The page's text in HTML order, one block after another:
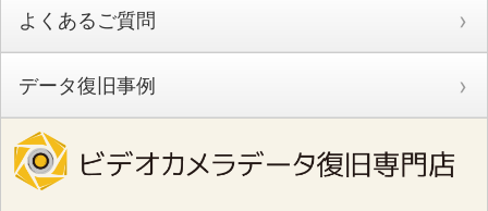
よくあるご質問
データ復旧事例